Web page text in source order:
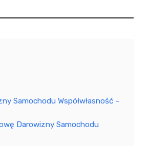
Samochodu Współwłasność –
Darowizny Samochodu